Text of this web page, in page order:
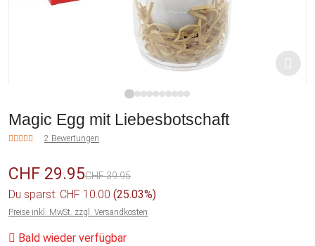
Magic Egg mit Liebesbotschaft
2 Bewertungen
CHF 29.95CHF 39.95
Du sparst: CHF 10.00 (25.03%)
Preise inkl. MwSt. zzgl. Versandkosten
Bald wieder verfügbar